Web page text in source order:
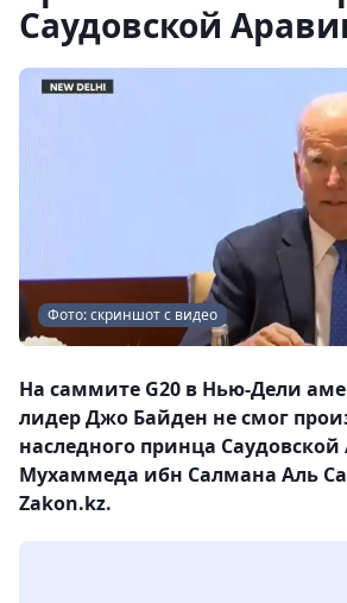
Саудовской
Фото: скриншот с видео
На саммите G20 в Нью-Дели
лидер Джо Байден не смог
наследного принца
Мухаммеда ибн Салмана Аль
Zakon.kz.